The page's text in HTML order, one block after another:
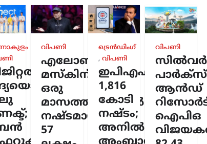
വിപണി
എലോൺ
മസ്കിന്
ഒരു
മാസത്തിനുള്ളിൽ
നഷ്ടമായത്
57
ട്രെൻഡിംഗ്
, വിപണി
ഇപിഎഫ്ഒയ്ക്ക്
1,816
കോടി
നഷ്ടം;
അനിൽ
വിപണി
പാർക്സ്
ആൻഡ്
ഐപിഒ